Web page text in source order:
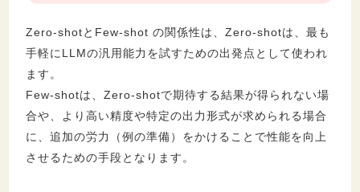
Zero-shotとFew-shot の関係性は、Zero-shotは、最も
手軽にLLMの汎用能力を試すための出発点として使われ
ます。
Few-shotは、Zero-shotで期待する結果が得られない場
合や、より高い精度や特定の出力形式が求められる場合
に、追加の労力（例の準備）をかけることで性能を向上
させるための手段となります。